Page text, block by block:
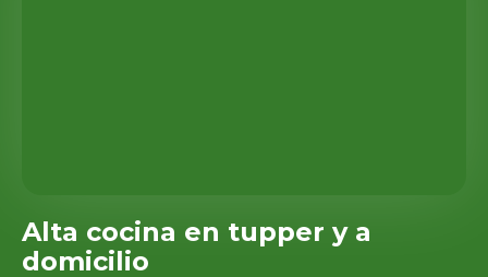
Alta cocina en tupper y a
domicilio